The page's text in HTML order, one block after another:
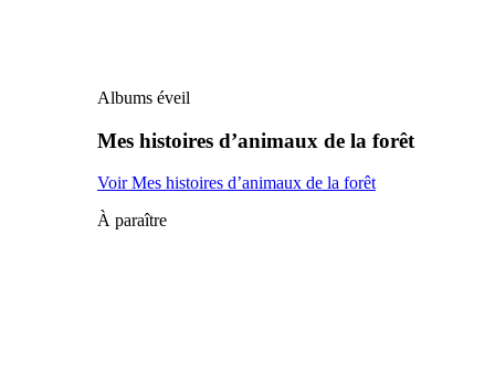
Albums éveil
Mes histoires d’animaux de la forêt
Voir Mes histoires d’animaux de la forêt
À paraître